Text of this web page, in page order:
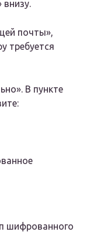
внизу.
почты»,
требуется
В пункте
шифрованного